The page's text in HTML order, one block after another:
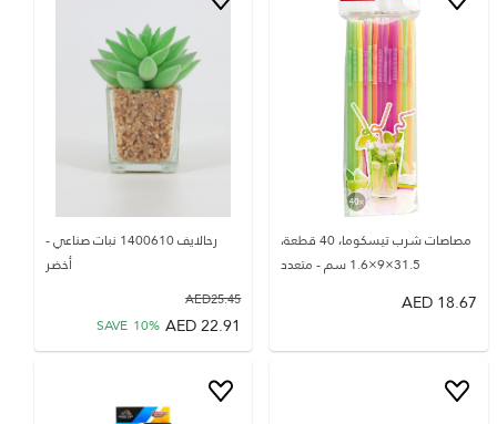
مصاصات شرب تيسكوما، 40 قطعة،
31.5×9×1.6 سم - متعدد
18.67
AED
رحالايف 1400610 نبات صناعي -
أخضر
25.45
AED
22.91
AED
SAVE 10%